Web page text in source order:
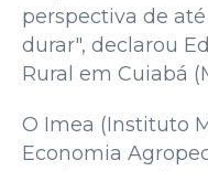
perspectiva de
durar", declarou
Rural em Cuiabá
O Imea (Instituto
Economia